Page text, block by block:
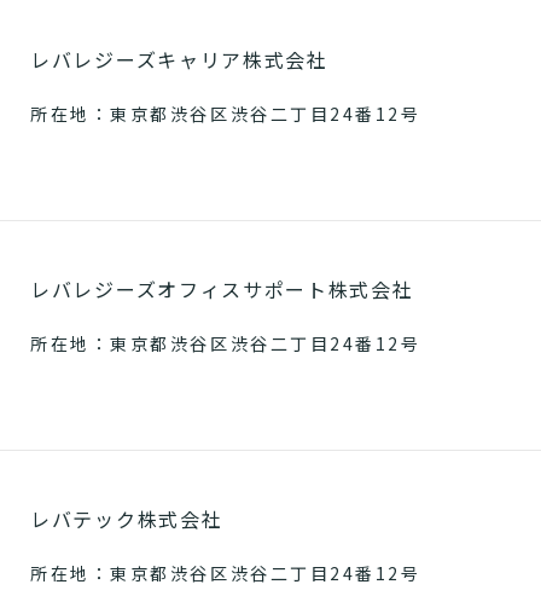
レバレジーズキャリア株式会社
所在地：東京都渋谷区渋谷二丁目24番12号
レバレジーズオフィスサポート株式会社
所在地：東京都渋谷区渋谷二丁目24番12号
レバテック株式会社
所在地：東京都渋谷区渋谷二丁目24番12号